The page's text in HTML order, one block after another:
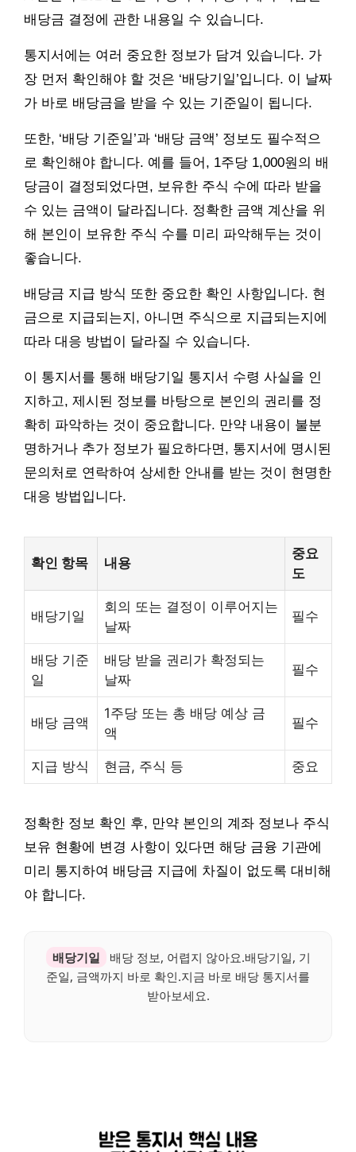
배당금 결정에 관한 내용일 수 있습니다.
통지서에는 여러 중요한 정보가 담겨 있습니다. 가
장 먼저 확인해야 할 것은 ‘배당기일’입니다. 이 날짜
가 바로 배당금을 받을 수 있는 기준일이 됩니다.
또한, ‘배당 기준일’과 ‘배당 금액’ 정보도 필수적으
로 확인해야 합니다. 예를 들어, 1주당 1,000원의 배
당금이 결정되었다면, 보유한 주식 수에 따라 받을
수 있는 금액이 달라집니다. 정확한 금액 계산을 위
해 본인이 보유한 주식 수를 미리 파악해두는 것이
좋습니다.
배당금 지급 방식 또한 중요한 확인 사항입니다. 현
금으로 지급되는지, 아니면 주식으로 지급되는지에
따라 대응 방법이 달라질 수 있습니다.
이 통지서를 통해 배당기일 통지서 수령 사실을 인
지하고, 제시된 정보를 바탕으로 본인의 권리를 정
확히 파악하는 것이 중요합니다. 만약 내용이 불분
명하거나 추가 정보가 필요하다면, 통지서에 명시된
문의처로 연락하여 상세한 안내를 받는 것이 현명한
대응 방법입니다.
확인 항목 내용
중요
도
배당기일
회의 또는 결정이 이루어지는
날짜
필수
배당 기준
일
배당 받을 권리가 확정되는
날짜
필수
배당 금액
1주당 또는 총 배당 예상 금
액
필수
지급 방식 현금, 주식 등 중요
정확한 정보 확인 후, 만약 본인의 계좌 정보나 주식
보유 현황에 변경 사항이 있다면 해당 금융 기관에
미리 통지하여 배당금 지급에 차질이 없도록 대비해
야 합니다.
배당기일
배당 정보, 어렵지 않아요.배당기일, 기
준일, 금액까지 바로 확인.지금 바로 배당 통지서를
받아보세요.